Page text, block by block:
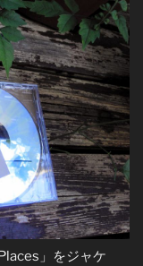
」をジャケ